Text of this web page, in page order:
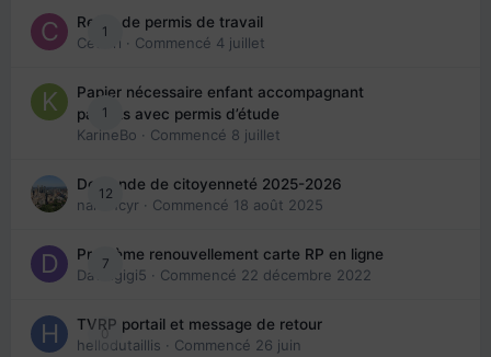
1
Refus de permis de travail
Cedbri · Commencé 4 juillet
1
Papier nécessaire enfant accompagnant
parents avec permis d’étude
KarineBo · Commencé 8 juillet
12
Demande de citoyenneté 2025-2026
nanancyr · Commencé 18 août 2025
7
Problème renouvellement carte RP en ligne
Davidgigi5 · Commencé 22 décembre 2022
0
TVRP portail et message de retour
hellodutaillis · Commencé 26 juin